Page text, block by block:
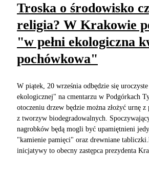
Troska o środowisko
religia? W Krakowie
"w pełni ekologiczna
pochówkowa"
W piątek, 20 września odbędzie się
ekologicznej" na cmentarzu w Podgórkach
otoczeniu drzew będzie można złożyć urnę
z tworzyw biodegradowalnych.
nagrobków będą mogli być upamiętnieni
"kamienie pamięci" oraz drewniane
inicjatywy to obecny zastępca prezydenta